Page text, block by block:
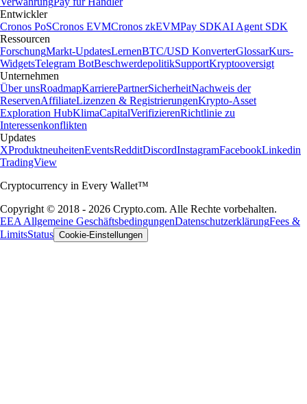
Entwickler
Cronos PoSCronos EVMCronos zkEVMPay SDKAI Agent SDK
Ressourcen
ForschungMarkt-UpdatesLernenBTC/USD KonverterGlossarKurs-
WidgetsTelegram BotBeschwerdepolitikSupportKryptooversigt
Unternehmen
Über unsRoadmapKarrierePartnerSicherheitNachweis der
ReservenAffiliateLizenzen & RegistrierungenKrypto-Asset
Exploration HubKlimaCapitalVerifizierenRichtlinie zu
Interessenkonflikten
Updates
XProduktneuheitenEventsRedditDiscordInstagramFacebookLinkedin
TradingView
Cryptocurrency in Every Wallet™
Copyright © 2018 - 2026 Crypto.com. Alle Rechte vorbehalten.
EEA Allgemeine GeschäftsbedingungenDatenschutzerklärungFees &
LimitsStatus Cookie-Einstellungen